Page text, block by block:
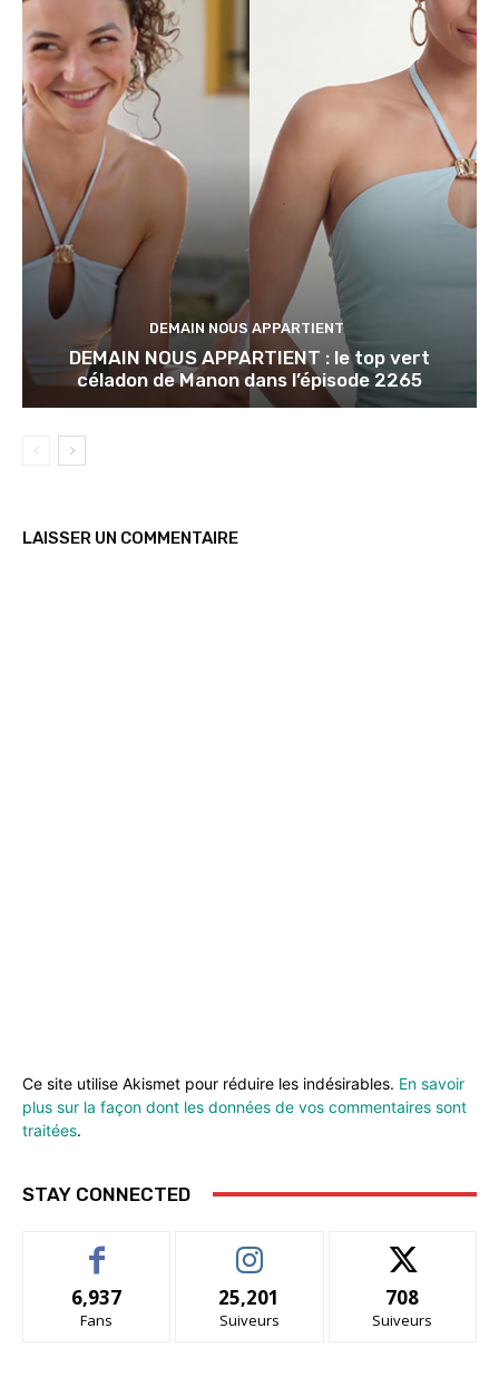
DEMAIN NOUS APPARTIENT
DEMAIN NOUS APPARTIENT : le top vert
céladon de Manon dans l’épisode 2265
LAISSER UN COMMENTAIRE
Ce site utilise Akismet pour réduire les indésirables. En savoir
plus sur la façon dont les données de vos commentaires sont
traitées.
STAY CONNECTED
6,937
Fans
25,201
Suiveurs
708
Suiveurs